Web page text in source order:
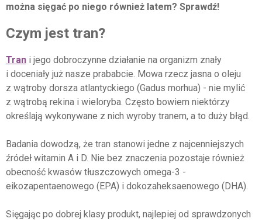
można sięgać po niego również latem? Sprawdź!
Czym jest tran?
Tran i jego dobroczynne działanie na organizm znały
i doceniały już nasze prababcie. Mowa rzecz jasna o oleju
z wątroby dorsza atlantyckiego (Gadus morhua) - nie mylić
z wątrobą rekina i wieloryba. Często bowiem niektórzy
określają wykonywane z nich wyroby tranem, a to duży błąd.
Badania dowodzą, że tran stanowi jedne z najcenniejszych
źródeł witamin A i D. Nie bez znaczenia pozostaje również
obecność kwasów tłuszczowych omega-3 -
eikozapentaenowego (EPA) i dokozaheksaenowego (DHA).
Sięgając po dobrej klasy produkt, najlepiej od sprawdzonych